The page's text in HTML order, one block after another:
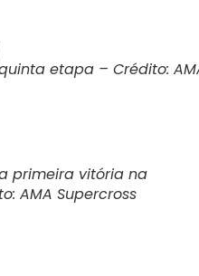
etapa – Crédito:
primeira vitória na
AMA Supercross